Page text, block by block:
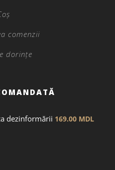
comenzii
dorințe
dezinformării 169.00 MDL